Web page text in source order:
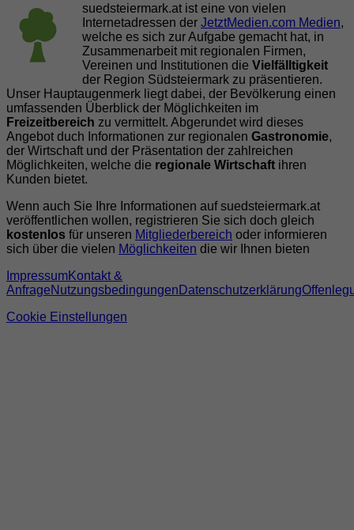
suedsteiermark.at ist eine von vielen
Internetadressen der JetztMedien.com Medien,
welche es sich zur Aufgabe gemacht hat, in
Zusammenarbeit mit regionalen Firmen,
Vereinen und Institutionen die Vielfälltigkeit
der Region Südsteiermark zu präsentieren.
Unser Hauptaugenmerk liegt dabei, der Bevölkerung einen
umfassenden Überblick der Möglichkeiten im
Freizeitbereich zu vermittelt. Abgerundet wird dieses
Angebot duch Informationen zur regionalen Gastronomie,
der Wirtschaft und der Präsentation der zahlreichen
Möglichkeiten, welche die regionale Wirtschaft ihren
Kunden bietet.
Wenn auch Sie Ihre Informationen auf suedsteiermark.at
veröffentlichen wollen, registrieren Sie sich doch gleich
kostenlos für unseren Mitgliederbereich oder informieren
sich über die vielen Möglichkeiten die wir Ihnen bieten
ImpressumKontakt &
AnfrageNutzungsbedingungen Datenschutzerklärung
Cookie Einstellungen